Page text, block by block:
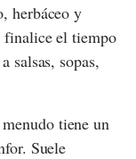
herbáceo y
finalice el tiempo
salsas, sopas,
tiene un
Suele